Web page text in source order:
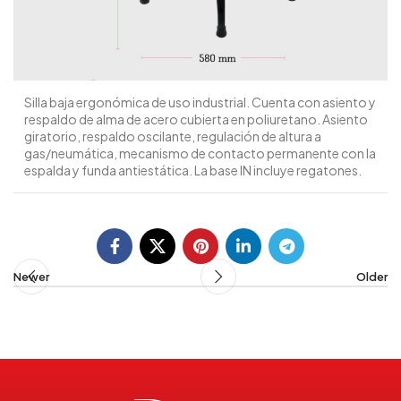
Silla baja ergonómica de uso industrial. Cuenta con asiento y
respaldo de alma de acero cubierta en poliuretano. Asiento
giratorio, respaldo oscilante, regulación de altura a
gas/neumática, mecanismo de contacto permanente con la
espalda y funda antiestática. La base IN incluye regatones.
Newer Older